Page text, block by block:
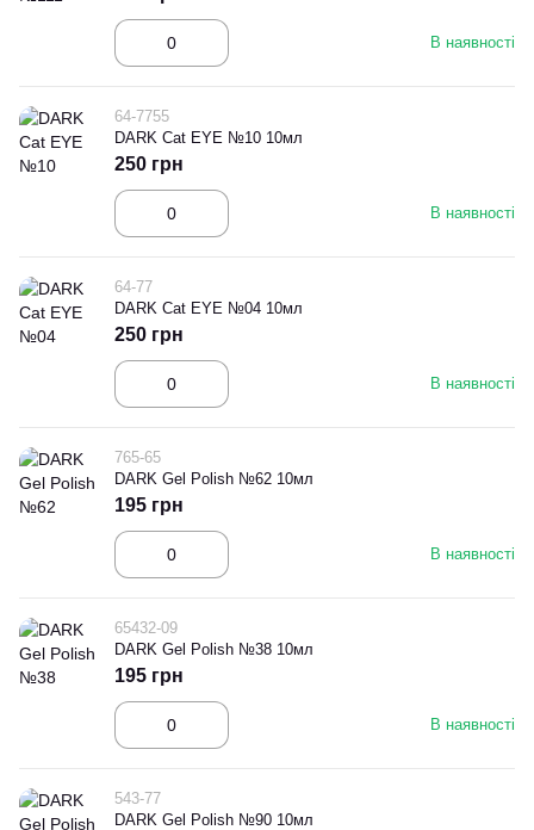
В наявності
64-7755
DARK Cat EYE №10 10мл
В наявності
250 грн
64-77
DARK Cat EYE №04 10мл
В наявності
250 грн
765-65
DARK Gel Polish №62 10мл
В наявності
195 грн
65432-09
DARK Gel Polish №38 10мл
В наявності
195 грн
543-77
DARK Gel Polish №90 10мл